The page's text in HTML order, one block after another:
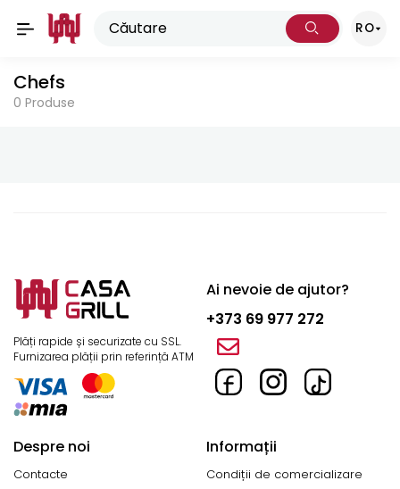
RO
Chefs
0 Produse
Plăți rapide și securizate cu SSL.
Furnizarea plății prin referință ATM
Ai nevoie de ajutor?
+373 69 977 272
Despre noi
Contacte
Informații
Condiții de comercializare